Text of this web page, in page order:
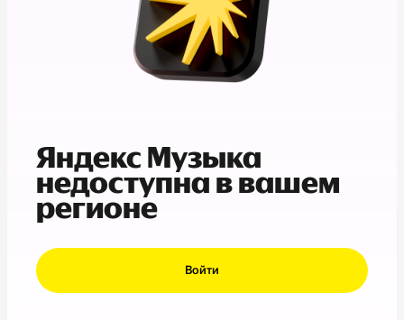
Яндекс Музыка
недоступна в вашем
регионе
Войти